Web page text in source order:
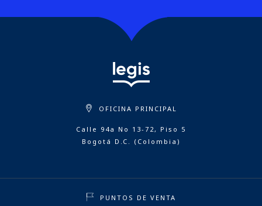
OFICINA PRINCIPAL
Calle 94a No 13-72, Piso 5
Bogotá D.C. (Colombia)
PUNTOS DE VENTA